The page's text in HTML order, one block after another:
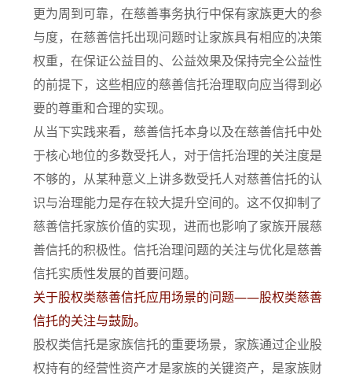
更为周到可靠，在慈善事务执行中保有家族更大的参
与度，在慈善信托出现问题时让家族具有相应的决策
权重，在保证公益目的、公益效果及保持完全公益性
的前提下，这些相应的慈善信托治理取向应当得到必
要的尊重和合理的实现。
从当下实践来看，慈善信托本身以及在慈善信托中处
于核心地位的多数受托人，对于信托治理的关注度是
不够的，从某种意义上讲多数受托人对慈善信托的认
识与治理能力是存在较大提升空间的。这不仅抑制了
慈善信托家族价值的实现，进而也影响了家族开展慈
善信托的积极性。信托治理问题的关注与优化是慈善
信托实质性发展的首要问题。
关于股权类慈善信托应用场景的问题——股权类慈善
信托的关注与鼓励。
股权类信托是家族信托的重要场景，家族通过企业股
权持有的经营性资产才是家族的关键资产，是家族财